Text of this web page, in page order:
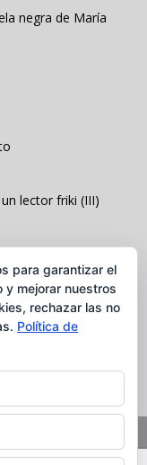
negra de María
lector friki (III)
Caudal
para garantizar el
y mejorar nuestros
rechazar las no
Política de